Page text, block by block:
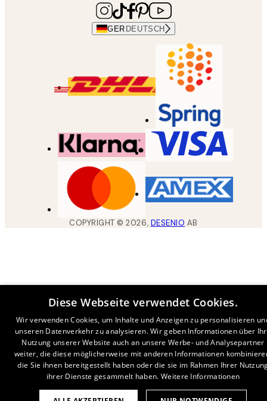
GER DEUTSCH
COPYRIGHT ©2026, DESENIO AB
Diese Webseite verwendet Cookies.
Wir verwenden Cookies, um Inhalte und Anzeigen zu personalisieren
unseren Datenverkehr zu analysieren. Wir geben Informationen über
Nutzung unserer Website auch an unsere Werbe- und Analysepartner
weiter, die diese möglicherweise mit anderen Informationen
die Sie ihnen bereitgestellt haben oder die sie im Rahmen Ihrer
ihrer Dienste gesammelt haben. Weitere Informationen